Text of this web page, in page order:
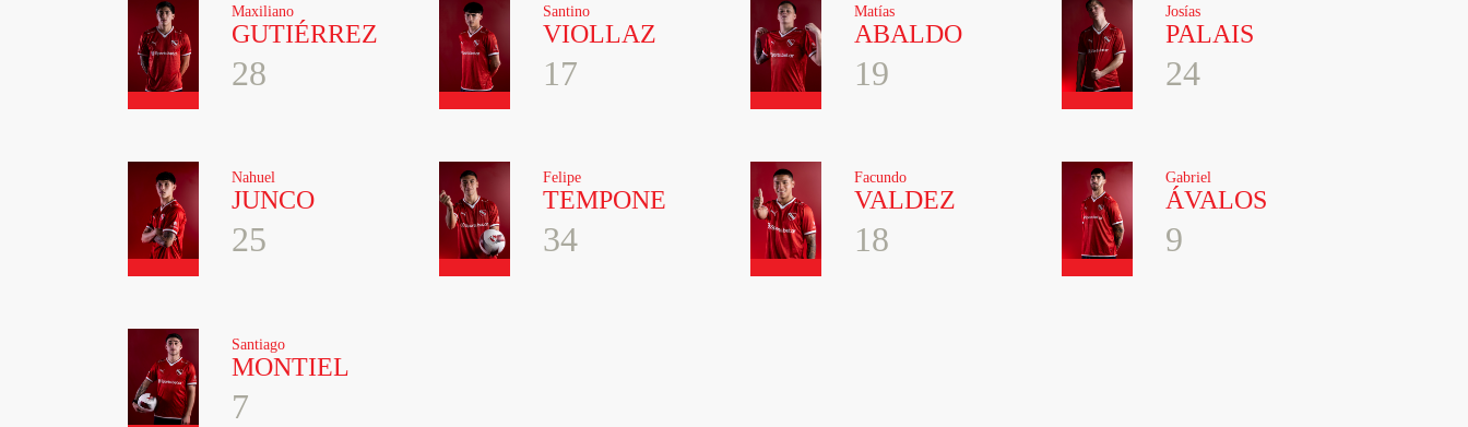
Maxiliano
GUTIÉRREZ
28
Santino
VIOLLAZ
17
Matías
ABALDO
19
Josías
PALAIS
24
Nahuel
JUNCO
25
Felipe
TEMPONE
34
Facundo
VALDEZ
18
Gabriel
ÁVALOS
9
Santiago
MONTIEL
7